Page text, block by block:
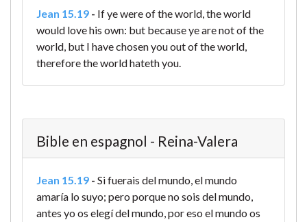
Jean 15.19 - If ye were of the world, the world
would love his own: but because ye are not of the
world, but I have chosen you out of the world,
therefore the world hateth you.
Bible en espagnol - Reina-Valera
Jean 15.19 - Si fuerais del mundo, el mundo
amaría lo suyo; pero porque no sois del mundo,
antes yo os elegí del mundo, por eso el mundo os